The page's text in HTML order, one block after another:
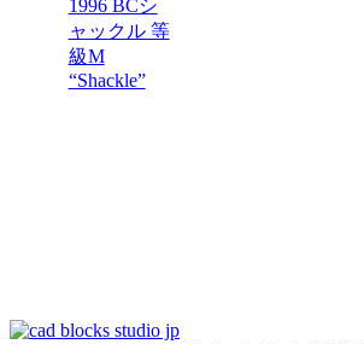
1996 BCシ
ャックル 等
級M
“Shackle”